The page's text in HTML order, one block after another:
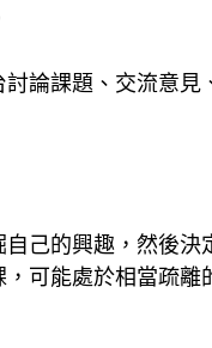
論課題、交流意
己的興趣，然後決
可能處於相當疏